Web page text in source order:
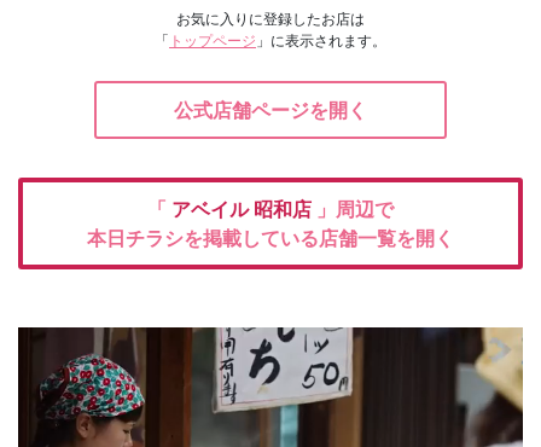
お気に入りに登録したお店は
「 トップページ 」に表示されます。
公式店舗ページを開く
「 アベイル 昭和店 」周辺で
本日チラシを掲載している店舗一覧を開く